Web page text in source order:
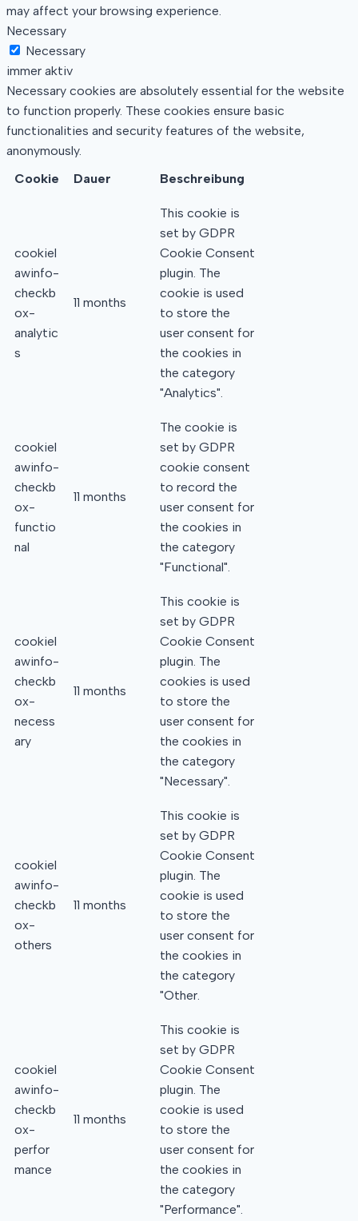
may affect your browsing experience.
Necessary
Necessary
immer aktiv
Necessary cookies are absolutely essential for the website
to function properly. These cookies ensure basic
functionalities and security features of the website,
anonymously.
Cookie
Dauer Beschreibung
cookiel
awinfo-
checkb
ox-
analytic
s
11 months
This cookie is
set by GDPR
Cookie Consent
plugin. The
cookie is used
to store the
user consent for
the cookies in
the category
"Analytics".
cookiel
awinfo-
checkb
ox-
functio
nal
11 months
The cookie is
set by GDPR
cookie consent
to record the
user consent for
the cookies in
the category
"Functional".
cookiel
awinfo-
checkb
ox-
necess
ary
11 months
This cookie is
set by GDPR
Cookie Consent
plugin. The
cookies is used
to store the
user consent for
the cookies in
the category
"Necessary".
cookiel
awinfo-
checkb
ox-
others
11 months
This cookie is
set by GDPR
Cookie Consent
plugin. The
cookie is used
to store the
user consent for
the cookies in
the category
"Other.
cookiel
awinfo-
checkb
ox-
perfor
mance
11 months
This cookie is
set by GDPR
Cookie Consent
plugin. The
cookie is used
to store the
user consent for
the cookies in
the category
"Performance".